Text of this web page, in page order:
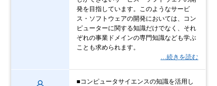
発を目指しています。このようなサービ
ス・ソフトウェアの開発においては、コン
ピューターに関する知識だけでなく、それ
ぞれの事業ドメインの専門知識なども学ぶ
ことも求められます。
…続きを読む
■コンピュータサイエンスの知識を活用し